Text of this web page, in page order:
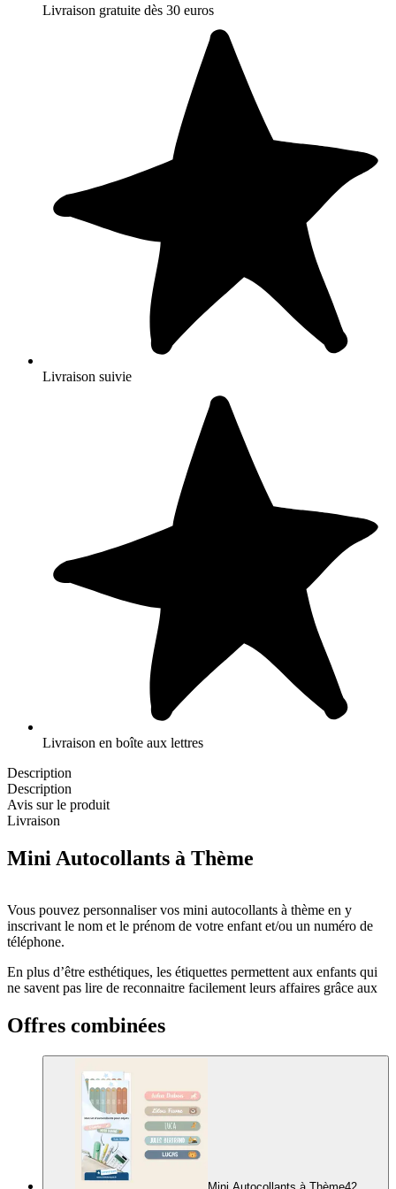
Livraison gratuite dès 30 euros
Livraison suivie
Livraison en boîte aux lettres
Description
Description
Avis sur le produit
Livraison
Mini Autocollants à Thème
Vous pouvez personnaliser vos mini autocollants à thème en y
inscrivant le nom et le prénom de votre enfant et/ou un numéro de
téléphone.
En plus d’être esthétiques, les étiquettes permettent aux enfants qui
ne savent pas lire de reconnaitre facilement leurs affaires grâce aux
Un lot se compose de 42 autocollants personnalisés, mesurant 3,8 x
Ces autocollants personnalisés sont parfaits pour étiqueter et
marquer tous les petits objets du quotidien tels que les stylos,
crayons, règles, clés USB, brosses à dents, montres, lunettes et bien
d'autres articles encore.
Comme nos autres gammes d’autocollants personnalisés
autocollants à thème résistent au lave-vaisselle et au micro-ondes.
Offres combinées